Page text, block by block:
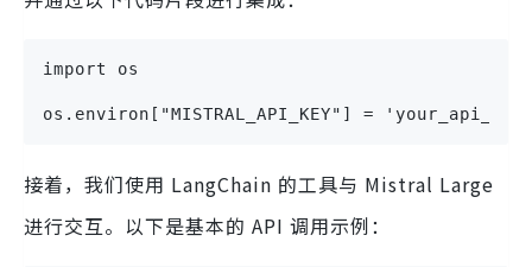
import os
os.environ["MISTRAL_API_KEY"] =
接着，我们使用 LangChain 的工具与 Mistral Large
进行交互。以下是基本的 API 调用示例：